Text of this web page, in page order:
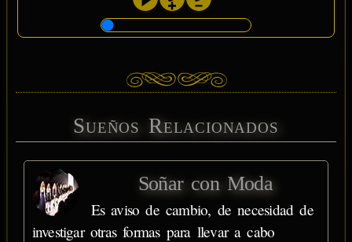
Sueños Relacionados
Soñar con Moda
Es aviso de cambio, de necesidad de
investigar otras formas para llevar a cabo